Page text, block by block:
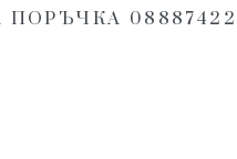
ПОРЪЧКА